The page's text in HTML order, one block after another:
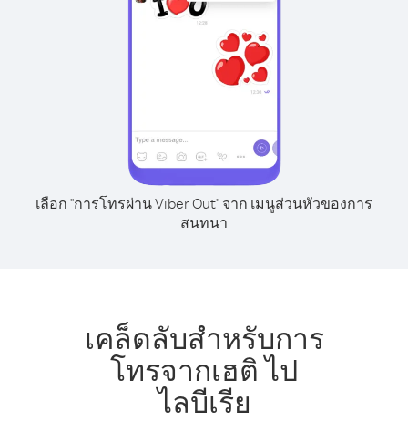
เลือก "การโทรผ่าน Viber Out" จาก เมนูส่วนหัวของการ
สนทนา
เคล็ดลับสำหรับการ
โทรจากเฮติ ไป
ไลบีเรีย